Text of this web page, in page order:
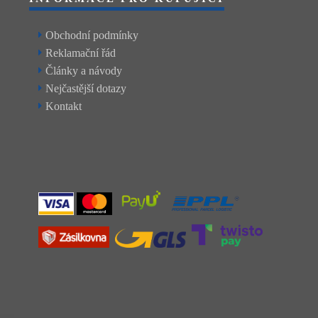
Obchodní podmínky
Reklamační řád
Články a návody
Nejčastější dotazy
Kontakt